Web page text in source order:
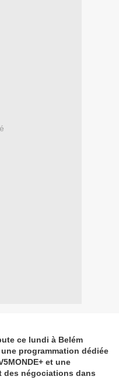
ce lundi à Belém
programmation dédiée
et une
des négociations dans